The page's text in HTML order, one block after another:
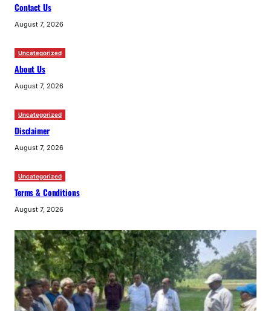
Contact Us
August 7, 2026
Uncategorized
About Us
August 7, 2026
Uncategorized
Disclaimer
August 7, 2026
Uncategorized
Terms & Conditions
August 7, 2026